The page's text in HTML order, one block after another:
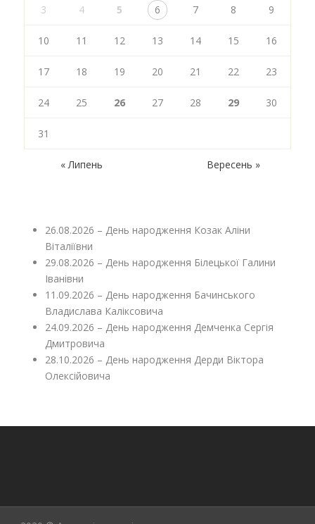
3 4 5 6 7 8 9
10 11 12 13 14 15 16
17 18 19 20 21 22 23
24 25 26 27 28 29 30
31
« Липень Вересень »
26.08.2026 – День народження Козак Аліни
Віталіївни
29.08.2026 – День народження Білецької Галини
Іванівни
11.09.2026 – День народження Бачинського
Владислава Каліксовича
24.09.2026 – День народження Демченка Сергія
Дмитровича
28.10.2026 – День народження Дерди Віктора
Олексійовича